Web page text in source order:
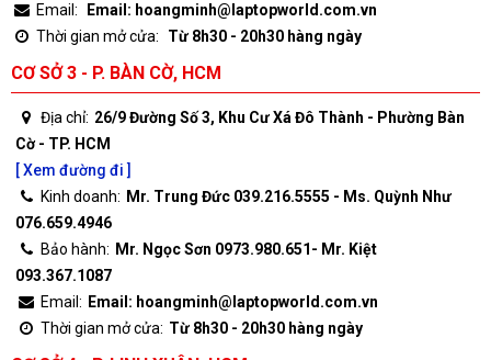
Email:
Email: hoangminh@laptopworld.com.vn
Thời gian mở cửa:
Từ 8h30 - 20h30 hàng ngày
CƠ SỞ 3 - P. BÀN CỜ, HCM
Địa chỉ: 26/9 Đường Số 3, Khu Cư Xá Đô Thành - Phường Bàn
Cờ - TP. HCM
[ Xem đường đi ]
Kinh doanh: Mr. Trung Đức 039.216.5555 - Ms. Quỳnh Như
076.659.4946
Bảo hành: Mr. Ngọc Sơn 0973.980.651- Mr. Kiệt
093.367.1087
Email: Email: hoangminh@laptopworld.com.vn
Thời gian mở cửa: Từ 8h30 - 20h30 hàng ngày